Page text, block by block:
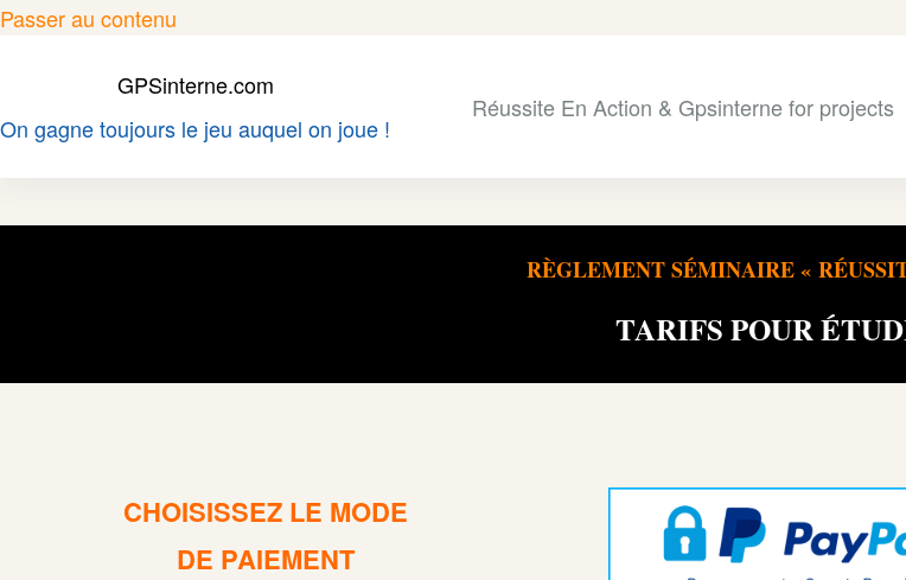
Passer au contenu
contenu
GPSinterne.com
On gagne toujours le jeu auquel on joue !
Réussite En Action & Gpsinterne for projects
RÈGLEMENT SÉMINAIRE «
TARIFSPOUR
CHOISISSEZ LE MODE
DE PAIEMENT